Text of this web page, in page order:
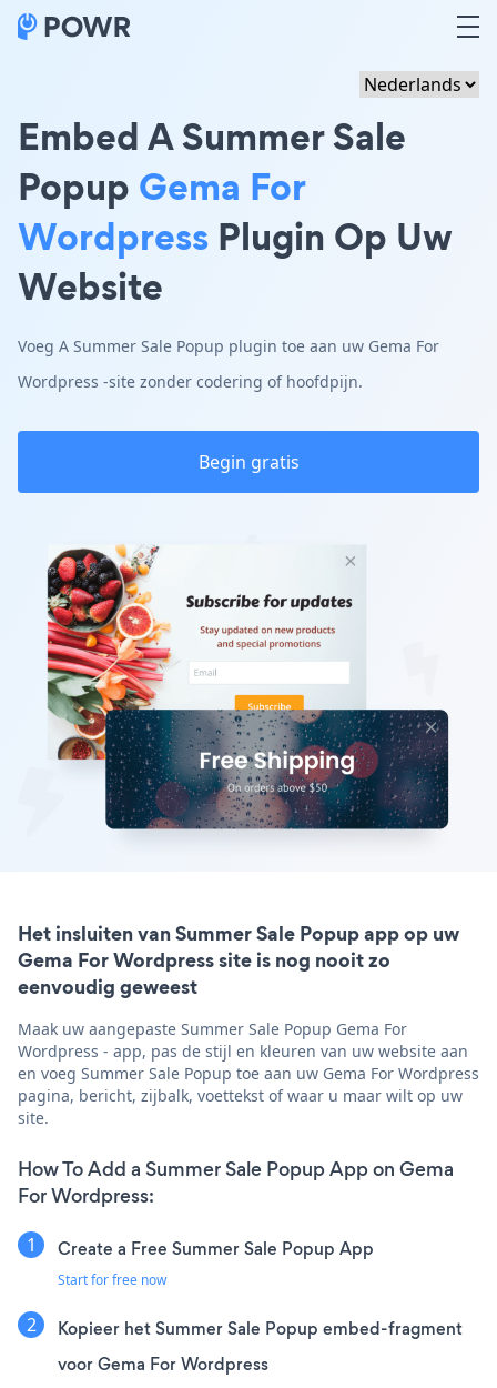
Embed A Summer Sale
Popup Gema For
Wordpress Plugin Op Uw
Website
Voeg A Summer Sale Popup plugin toe aan uw Gema For
Wordpress -site zonder codering of hoofdpijn.
Begin gratis
Het insluiten van Summer Sale Popup app op uw
Gema For Wordpress site is nog nooit zo
eenvoudig geweest
Maak uw aangepaste Summer Sale Popup Gema For
Wordpress - app, pas de stijl en kleuren van uw website aan
en voeg Summer Sale Popup toe aan uw Gema For Wordpress
pagina, bericht, zijbalk, voettekst of waar u maar wilt op uw
site.
How To Add a Summer Sale Popup App on Gema
For Wordpress:
Create a Free Summer Sale Popup App
Start for free now
Kopieer het Summer Sale Popup embed-fragment
voor Gema For Wordpress